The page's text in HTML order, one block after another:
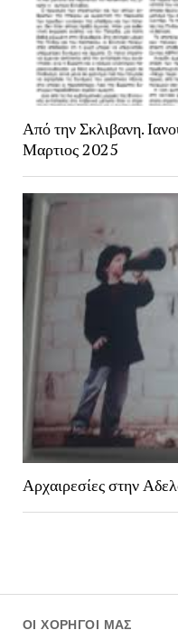
Από την Σκλιβανη.
Μαρτιος 2025
Αρχαιρεσίες στην
ΟΙ ΧΟΡΗΓΟΊ ΜΑΣ